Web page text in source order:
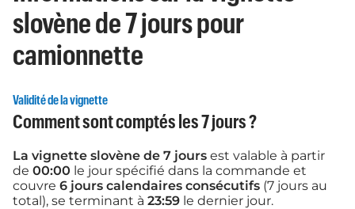
slovène de 7 jours pour
camionnette
Validité de la vignette
Comment sont comptés les 7 jours ?
La vignette slovène de 7 jours est valable à partir
de 00:00 le jour spécifié dans la commande et
couvre 6 jours calendaires consécutifs (7 jours au
total), se terminant à 23:59 le dernier jour.